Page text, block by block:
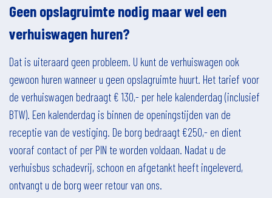
Geen opslagruimte nodig maar wel een
verhuiswagen huren?
Dat is uiteraard geen probleem. U kunt de verhuiswagen ook
gewoon huren wanneer u geen opslagruimte huurt. Het tarief voor
de verhuiswagen bedraagt € 130,- per hele kalenderdag (inclusief
BTW). Een kalenderdag is binnen de openingstijden van de
receptie van de vestiging. De borg bedraagt €250,- en dient
vooraf contact of per PIN te worden voldaan. Nadat u de
verhuisbus schadevrij, schoon en afgetankt heeft ingeleverd,
ontvangt u de borg weer retour van ons.